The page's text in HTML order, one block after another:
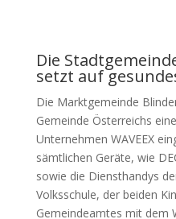
Die
setzt auf
Die Marktgemeinde
Gemeinde Österreichs
Unternehmen WAVEEX
sämtlichen Geräte, wie
sowie die Diensthandys
Volksschule, der beiden
Gemeindeamtes mit dem